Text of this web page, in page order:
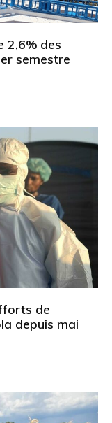
2,6% des
semestre
de
depuis mai